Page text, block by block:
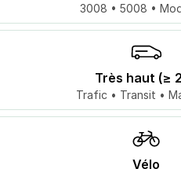
3008 • 5008 •
Très haut (≥
Trafic • Transit •
Vélo